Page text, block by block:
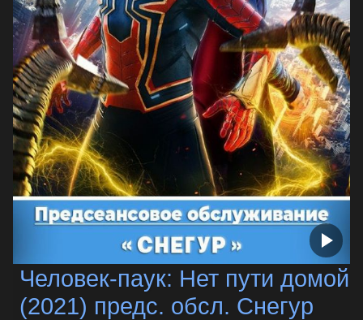
Человек-паук: Нет пути домой
(2021) предс. обсл. Снегур